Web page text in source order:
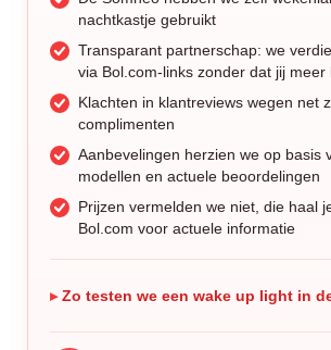
nachtkastje gebruikt
Transparant partnerschap: we
via Bol.com-links zonder dat jij meer
Klachten in klantreviews wegen net
complimenten
Aanbevelingen herzien we op basis
modellen en actuele beoordelingen
Prijzen vermelden we niet, die haal
Bol.com voor actuele informatie
Zo testen we een wake up light in